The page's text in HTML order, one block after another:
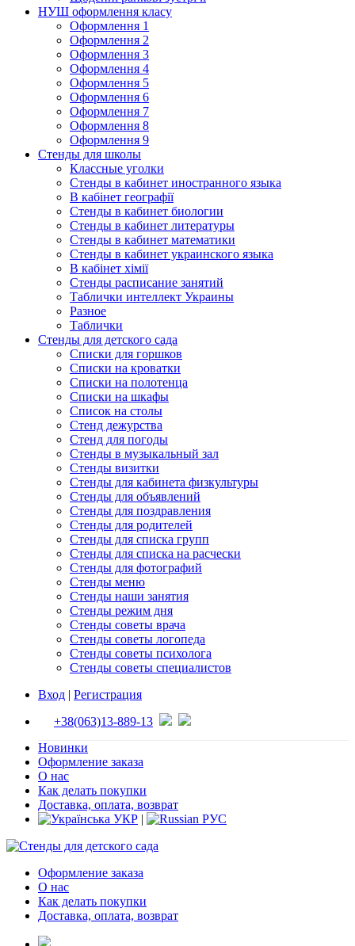
НУШ оформлення класу
Оформлення 1
Оформлення 2
Оформлення 3
Оформлення 4
Оформлення 5
Оформлення 6
Оформлення 7
Оформлення 8
Оформлення 9
Стенды для школы
Классные уголки
Стенды в кабинет иностранного языка
В кабінет географії
Стенды в кабинет биологии
Стенды в кабинет литературы
Стенды в кабинет математики
Стенды в кабинет украинского языка
В кабінет хімії
Стенды расписание занятий
Таблички интеллект Украины
Разное
Таблички
Стенды для детского сада
Списки для горшков
Списки на кроватки
Списки на полотенца
Списки на шкафы
Список на столы
Стенд дежурства
Стенд для погоды
Стенды в музыкальный зал
Стенды визитки
Стенды для кабинета физкультуры
Стенды для объявлений
Стенды для поздравления
Стенды для родителей
Стенды для списка групп
Стенды для списка на расчески
Стенды для фотографий
Стенды меню
Стенды наши занятия
Стенды режим дня
Стенды советы врача
Стенды советы логопеда
Стенды советы психолога
Стенды советы специалистов
Вход | Регистрация
+38(063)13-889-13
Новинки
Оформление заказа
О нас
Как делать покупки
Доставка, оплата, возврат
УКР | РУС
Оформление заказа
О нас
Как делать покупки
Доставка, оплата, возврат